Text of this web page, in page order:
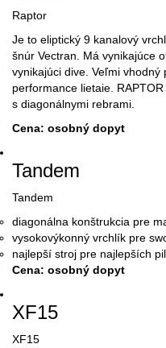
Raptor
Je to eliptický 9 kanalový
šnúr Vectran. Má vynikajúce
vynikajúci dive. Veľmi vhodný
performance lietaie.
s diagonálnymi rebrami.
Cena: osobný dopyt
Tandem
Tandem
diagonálna konštrukcia pre
vysokovýkonný vrchlík pre
najlepší stroj pre najlepších
Cena: osobný dopyt
XF15
XF15